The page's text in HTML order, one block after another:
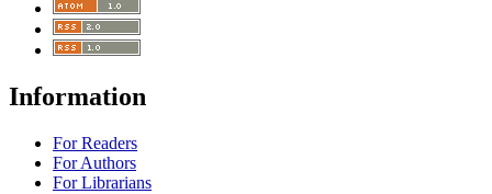
Information
For Readers
For Authors
For Librarians